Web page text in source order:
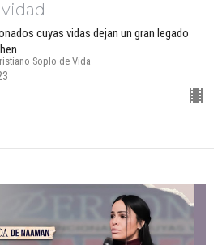
cuyas vidas dejan un gran legado
Soplo de Vida